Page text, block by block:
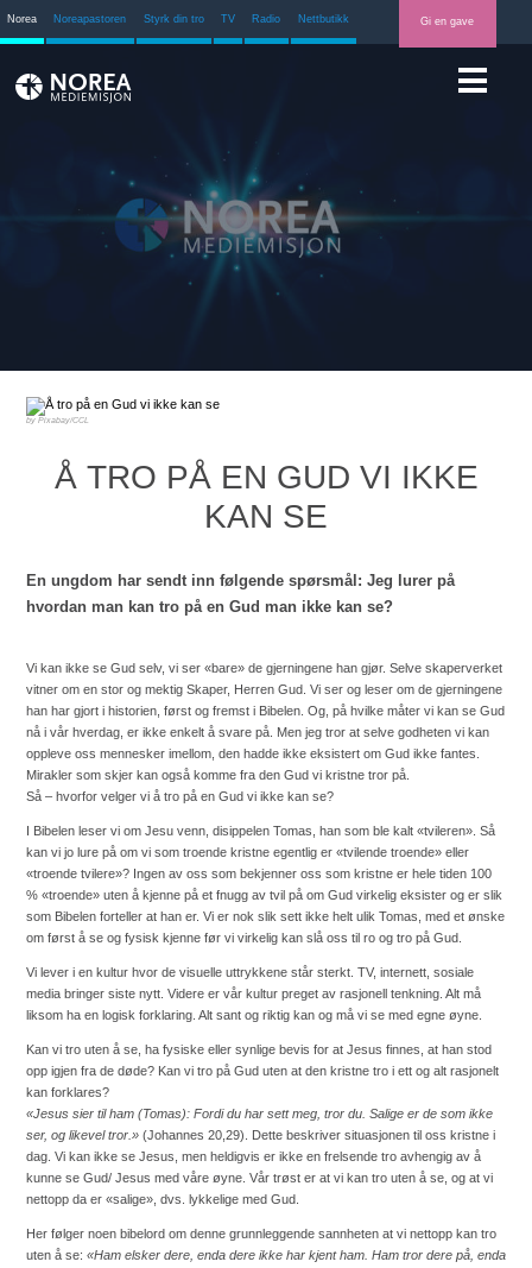
Norea Noreapastoren Styrk din tro TV Radio Nettbutikk Gi en gave
Pixabay/CCL
Å TRO PÅ EN GUD VI IKKE
KAN SE
En ungdom har sendt inn følgende spørsmål: Jeg lurer på
hvordan man kan tro på en Gud man ikke kan se?
Vi kan ikke se Gud selv, vi ser «bare» de gjerningene han gjør. Selve skaperverket
vitner om en stor og mektig Skaper, Herren Gud. Vi ser og leser om de gjerningene
han har gjort i historien, først og fremst i Bibelen. Og, på hvilke måter vi kan se Gud
nå i vår hverdag, er ikke enkelt å svare på. Men jeg tror at selve godheten vi kan
oppleve oss mennesker imellom, den hadde ikke eksistert om Gud ikke fantes.
Mirakler som skjer kan også komme fra den Gud vi kristne tror på.
Så – hvorfor velger vi å tro på en Gud vi ikke kan se?
I Bibelen leser vi om Jesu venn, disippelen Tomas, han som ble kalt «tvileren». Så
kan vi jo lure på om vi som troende kristne egentlig er «tvilende troende» eller
«troende tvilere»? Ingen av oss som bekjenner oss som kristne er hele tiden 100
% «troende» uten å kjenne på et fnugg av tvil på om Gud virkelig eksister og er slik
som Bibelen forteller at han er. Vi er nok slik sett ikke helt ulik Tomas, med et ønske
om først å se og fysisk kjenne før vi virkelig kan slå oss til ro og tro på Gud.
Vi lever i en kultur hvor de visuelle uttrykkene står sterkt. TV, internett, sosiale
media bringer siste nytt. Videre er vår kultur preget av rasjonell tenkning. Alt må
liksom ha en logisk forklaring. Alt sant og riktig kan og må vi se med egne øyne.
Kan vi tro uten å se, ha fysiske eller synlige bevis for at Jesus finnes, at han stod
opp igjen fra de døde? Kan vi tro på Gud uten at den kristne tro i ett og alt rasjonelt
kan forklares?
«Jesus sier til ham (Tomas): Fordi du har sett meg, tror du. Salige er de som ikke
ser, og likevel tror.» (Johannes 20,29). Dette beskriver situasjonen til oss kristne i
dag. Vi kan ikke se Jesus, men heldigvis er ikke en frelsende tro avhengig av å
kunne se Gud/ Jesus med våre øyne. Vår trøst er at vi kan tro uten å se, og at vi
nettopp da er «salige», dvs. lykkelige med Gud.
Her følger noen bibelord om denne grunnleggende sannheten at vi nettopp kan tro
uten å se: «Ham elsker dere, enda dere ikke har kjent ham. Ham tror dere på, enda